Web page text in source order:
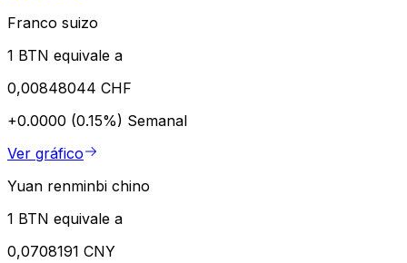
Franco suizo
1 BTN equivale a
0,00848044 CHF
+0.0000 (0.15%) Semanal
Ver gráfico
Yuan renminbi chino
1 BTN equivale a
0,0708191 CNY